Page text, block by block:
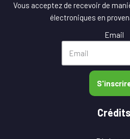
Vous acceptez de recevoir de
électroniques en
Email
Crédits